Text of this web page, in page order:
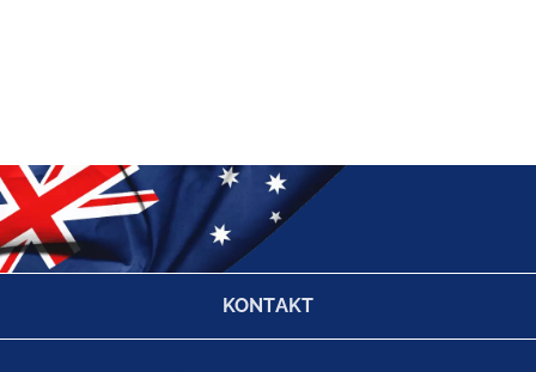
KONTAKT